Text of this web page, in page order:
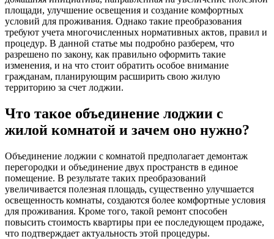
площади, улучшение освещения и создание комфортных
условий для проживания. Однако такие преобразования
требуют учета многочисленных нормативных актов, правил и
процедур. В данной статье мы подробно разберем, что
разрешено по закону, как правильно оформить такие
изменения, и на что стоит обратить особое внимание
гражданам, планирующим расширить свою жилую
территорию за счет лоджии.
Что такое объединение лоджии с
жилой комнатой и зачем оно нужно?
Объединение лоджии с комнатой предполагает демонтаж
перегородки и объединение двух пространств в единое
помещение. В результате таких преобразований
увеличивается полезная площадь, существенно улучшается
освещенность комнаты, создаются более комфортные условия
для проживания. Кроме того, такой ремонт способен
повысить стоимость квартиры при ее последующем продаже,
что подтверждает актуальность этой процедуры.